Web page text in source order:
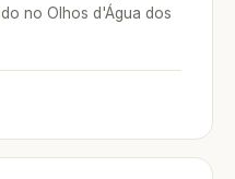
no Olhos d'Água dos